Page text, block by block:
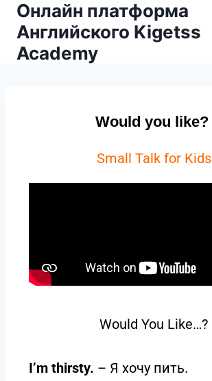
Онлайн платформа
Английского Kigetss
Academy
Would you like?
Small Talk for Kids
Would You Like…?
I’m thirsty. – Я хочу пить.